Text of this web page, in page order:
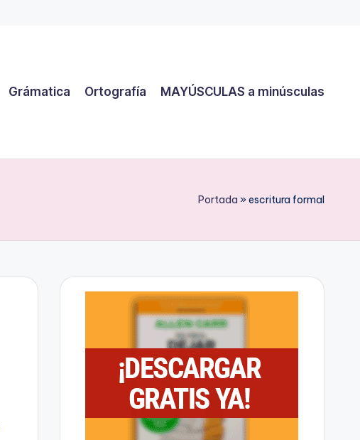
Grámatica Ortografía MAYÚSCULAS a minúsculas
Portada »escritura formal